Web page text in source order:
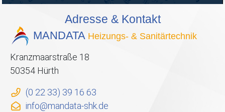
Adresse & Kontakt
MANDATA Heizungs- & Sanitärtechnik
Kranzmaarstraße 18
50354 Hürth
(0 22 33) 39 16 63
info@mandata-shk.de